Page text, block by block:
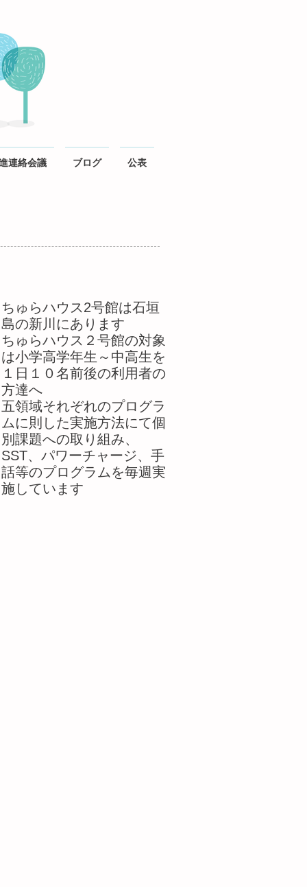
連絡会議 ブログ 公表
ちゅらハウス2号館は石垣
島の新川にあります
ちゅらハウス２号館の対象
は小学高学年生～中高生を
１日１０名前後の利用者の
方達へ
五領域それぞれのプログラ
ムに則した実施方法にて個
別課題への取り組み、
SST、パワーチャージ、手
話等のプログラムを毎週実
施しています